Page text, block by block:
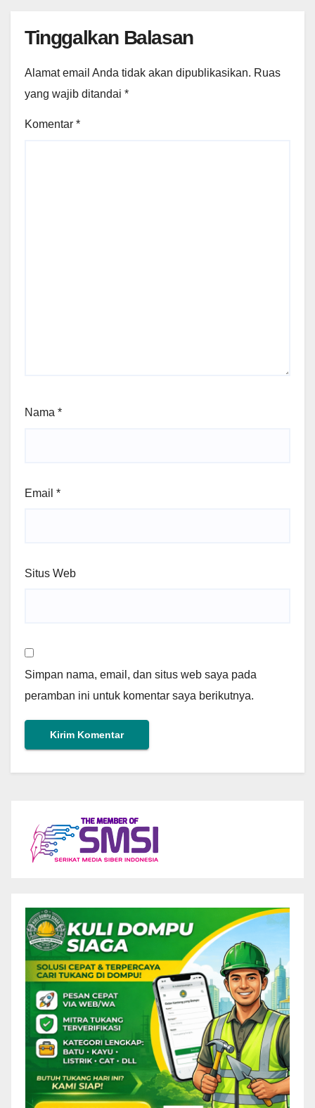
Tinggalkan Balasan
Alamat email Anda tidak akan dipublikasikan. Ruas
yang wajib ditandai *
Komentar *
Nama *
Email *
Situs Web
Simpan nama, email, dan situs web saya pada
peramban ini untuk komentar saya berikutnya.